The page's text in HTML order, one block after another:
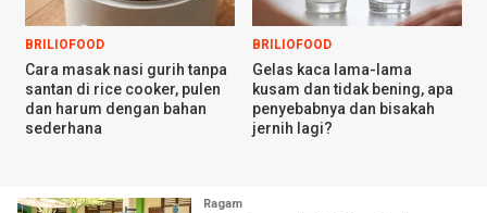
BRILIOFOOD
Cara masak nasi gurih tanpa
santan di rice cooker, pulen
dan harum dengan bahan
sederhana
BRILIOFOOD
Gelas kaca lama-lama
kusam dan tidak bening, apa
penyebabnya dan bisakah
jernih lagi?
Ragam